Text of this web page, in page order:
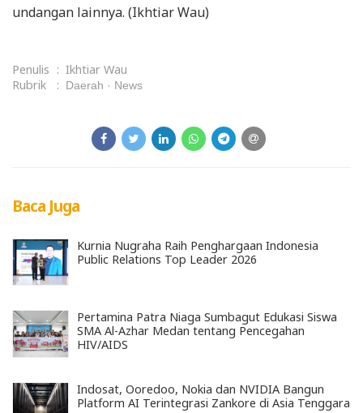
undangan lainnya. (Ikhtiar Wau)
Penulis : Ikhtiar Wau
Rubrik
: Daerah News
Baca Juga
Kurnia Nugraha Raih Penghargaan Indonesia
Public Relations Top Leader 2026
Pertamina Patra Niaga Sumbagut Edukasi Siswa
SMA Al-Azhar Medan tentang Pencegahan
HIV/AIDS
Indosat, Ooredoo, Nokia dan NVIDIA Bangun
Platform AI Terintegrasi Zankore di Asia Tenggara